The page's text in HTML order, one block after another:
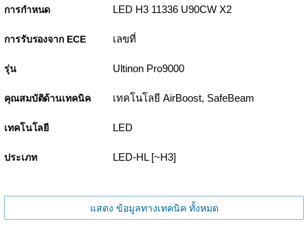
การกำหนด LED H3 11336 U90CW X2
การรับรองจาก ECE เลขที่
รุ่น Ultinon Pro9000
คุณสมบัติด้านเทคนิค เทคโนโลยี AirBoost, SafeBeam
เทคโนโลยี LED
ประเภท LED-HL [~H3]
แสดง ข้อมูลทางเทคนิค ทั้งหมด